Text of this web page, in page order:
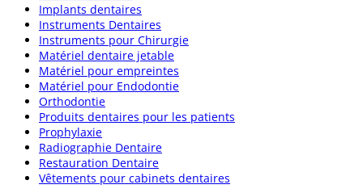
Implants dentaires
Instruments Dentaires
Instruments pour Chirurgie
Matériel dentaire jetable
Matériel pour empreintes
Matériel pour Endodontie
Orthodontie
Produits dentaires pour les patients
Prophylaxie
Radiographie Dentaire
Restauration Dentaire
Vêtements pour cabinets dentaires